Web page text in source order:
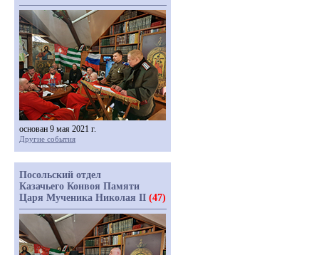
основан 9 мая 2021 г.
Другие события
Посольский отдел
Казачьего Конвоя Памяти
Царя Мученика Николая II (47)